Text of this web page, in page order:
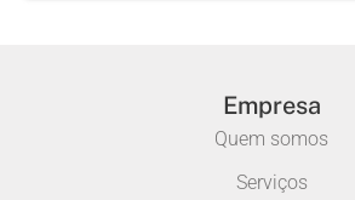
Empresa
Quem somos
Serviços